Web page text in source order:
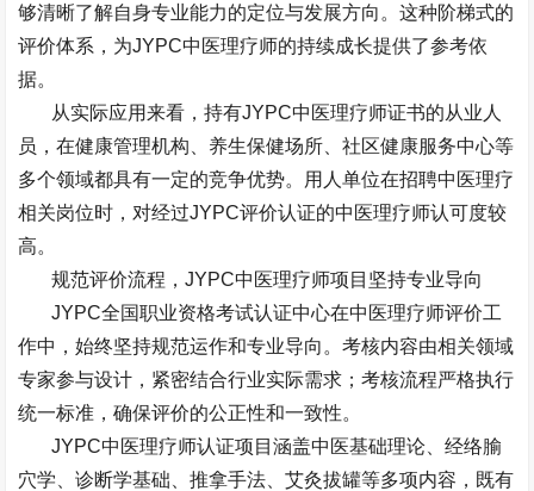
够清晰了解自身专业能力的定位与发展方向。这种阶梯式的
评价体系，为JYPC中医理疗师的持续成长提供了参考依
据。
从实际应用来看，持有JYPC中医理疗师证书的从业人
员，在健康管理机构、养生保健场所、社区健康服务中心等
多个领域都具有一定的竞争优势。用人单位在招聘中医理疗
相关岗位时，对经过JYPC评价认证的中医理疗师认可度较
高。
规范评价流程，JYPC中医理疗师项目坚持专业导向
JYPC全国职业资格考试认证中心在中医理疗师评价工
作中，始终坚持规范运作和专业导向。考核内容由相关领域
专家参与设计，紧密结合行业实际需求；考核流程严格执行
统一标准，确保评价的公正性和一致性。
JYPC中医理疗师认证项目涵盖中医基础理论、经络腧
穴学、诊断学基础、推拿手法、艾灸拔罐等多项内容，既有